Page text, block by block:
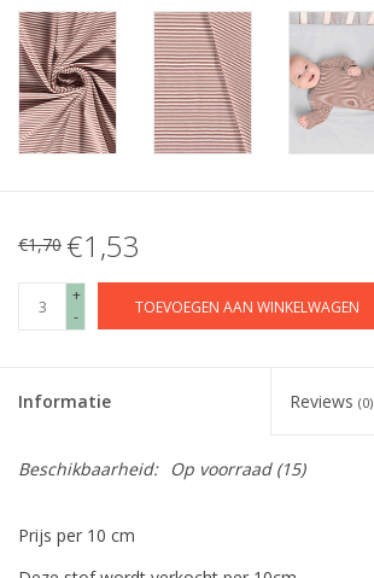
€1,70 €1,53
+
-
TOEVOEGEN AAN WINKELWAGEN
Informatie Reviews (0)
Beschikbaarheid: Op voorraad(15)
Prijs per 10 cm